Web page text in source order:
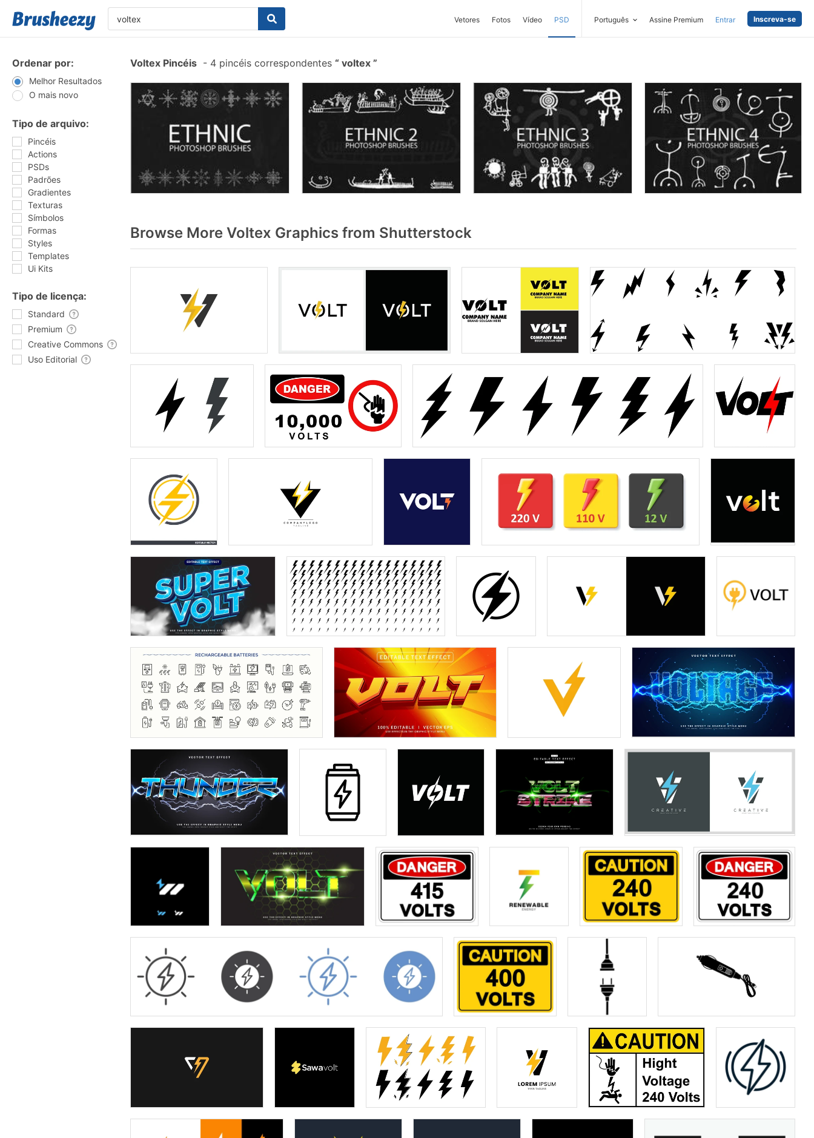
Vetores Fotos Vídeo PSD Português Assine Premium Entrar Inscreva-se
Ordenar por:
Melhor Resultados
O mais novo
Tipo de arquivo:
Pincéis
Actions
PSDs
Padrões
Gradientes
Texturas
Símbolos
Formas
Styles
Templates
Ui Kits
Tipo de licença:
Standard
Premium
Creative Commons
Uso Editorial
Voltex Pincéis - 4 pincéis correspondentes voltex
Browse More Voltex Graphics from Shutterstock